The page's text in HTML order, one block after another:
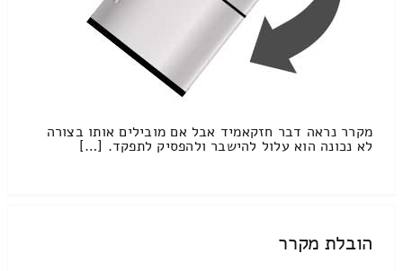
מקרר נראה דבר חזקאמיד אבל אם מובילים אותו בצורה
לא נכונה הוא עלול להישבר ולהפסיק לתפקד. […]
הובלת מקרר